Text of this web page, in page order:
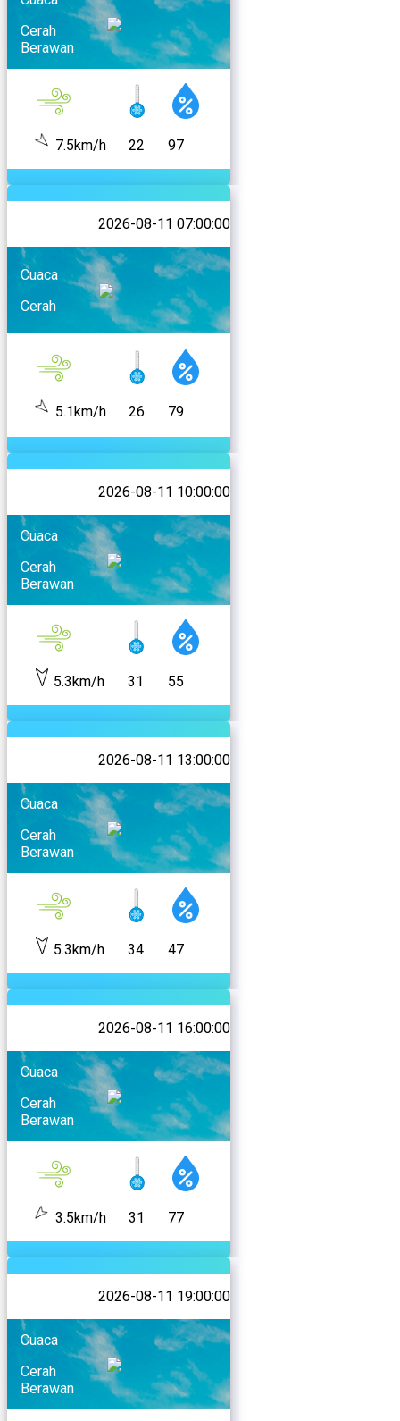
Cerah
Berawan
7.5km/h 22 97
2026-08-11 07:00:00
Cuaca
Cerah
5.1km/h 26 79
2026-08-11 10:00:00
Cuaca
Cerah
Berawan
5.3km/h 31 55
2026-08-11 13:00:00
Cuaca
Cerah
Berawan
5.3km/h 34 47
2026-08-11 16:00:00
Cuaca
Cerah
Berawan
3.5km/h 31 77
2026-08-11 19:00:00
Cuaca
Cerah
Berawan